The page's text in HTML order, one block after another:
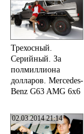
Трехосный.
Серийный. За
полмиллиона
долларов. Mercedes-
Benz G63 AMG 6x6
02.03.2014 21:14